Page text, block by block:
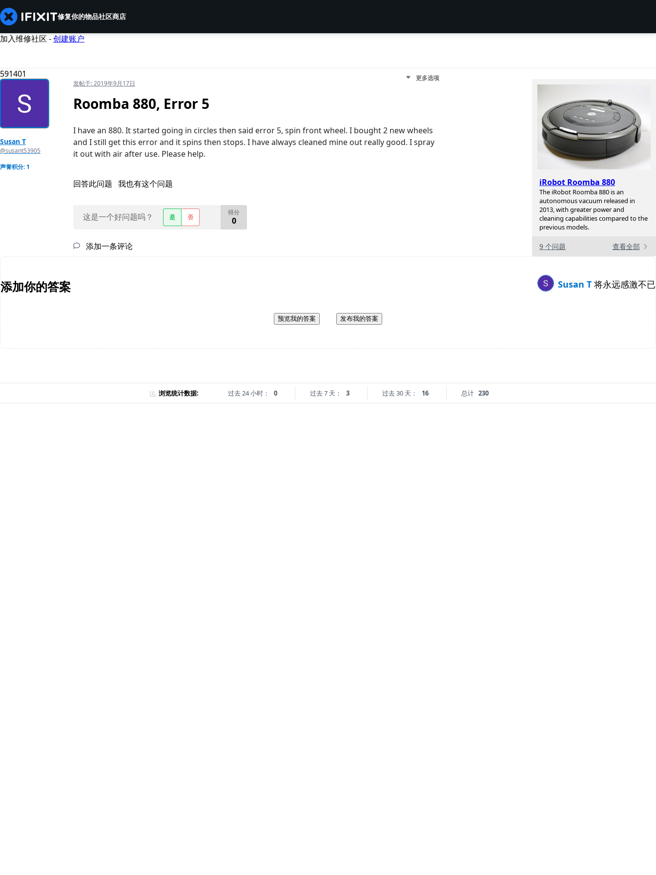
修复你的物品社区商店
加入维修社区 -创建账户
591401
iRobot Roomba 880
The iRobot Roomba 880 is an
autonomous vacuum released in
2013, with greater power and
cleaning capabilities compared to the
previous models.
9 个问题 查看全部
Susan T
@susant53905
声誉积分: 1
发帖于:2019年9月17日
更多选项
Roomba 880, Error 5
I have an 880. It started going in circles then said error 5, spin front wheel. I bought 2 new wheels
and I still get this error and it spins then stops. I have always cleaned mine out really good. I spray
it out with air after use. Please help.
回答此问题 我也有这个问题
这是一个好问题吗？ 是 否
得分
0
添加一条评论
添加你的答案 Susan T 将永远感激不已
预览我的答案 发布我的答案
浏览统计数据: 过去 24 小时： 0 过去 7 天： 3 过去 30 天： 16 总计 230